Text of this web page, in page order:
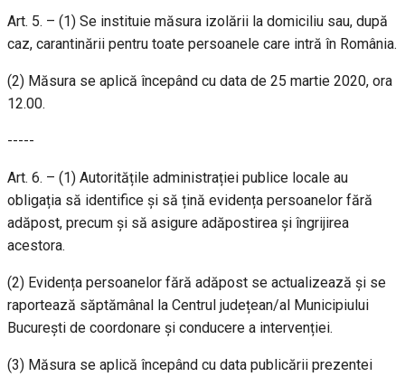
Art. 5. – (1) Se instituie măsura izolării la domiciliu sau, după
caz, carantinării pentru toate persoanele care intră în România.
(2) Măsura se aplică începând cu data de 25 martie 2020, ora
12.00.
-----
Art. 6. – (1) Autoritățile administrației publice locale au
obligația să identifice și să țină evidența persoanelor fără
adăpost, precum și să asigure adăpostirea și îngrijirea
acestora.
(2) Evidența persoanelor fără adăpost se actualizează și se
raportează săptămânal la Centrul județean/al Municipiului
București de coordonare și conducere a intervenției.
(3) Măsura se aplică începând cu data publicării prezentei